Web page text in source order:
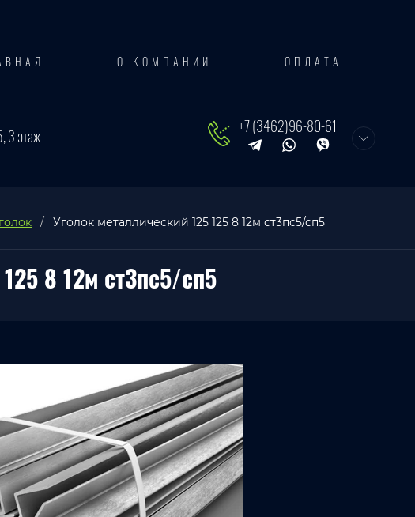
О КОМПАНИИ ОПЛАТА
3 этаж
+7 (3462)96-80-61
/ Уголок металлический 125 125 8 12м ст3пс5/сп5
8 12м ст3пс5/сп5